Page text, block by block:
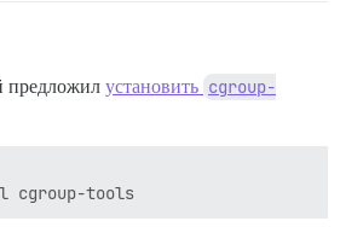
предложил установить cgroup-